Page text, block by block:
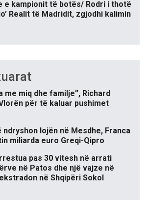
e kampionit të botës/ Rodri i thotë
Realit të Madridit, zgjodhi kalimin
me miq dhe familje”, Richard
për të kaluar pushimet
lojën në Mesdhe, Franca
miliarda euro Greqi-Qipro
pas 30 vitesh në arrati
në Patos dhe një vajze në
në Shqipëri Sokol